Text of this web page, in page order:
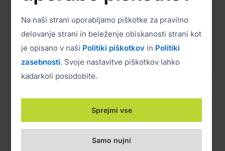
Več o integracijah
Na naši strani uporabljamo piškotke za pravilno
delovanje strani in beleženje obiskanosti strani kot
je opisano v naši Politiki piškotkov in Politiki
zasebnosti. Svoje nastavitve piškotkov lahko
kadarkoli posodobite.
Sprejmi vse
Samo nujni